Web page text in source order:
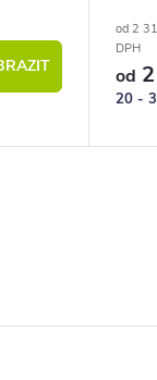
od 2
DPH
od
20 -